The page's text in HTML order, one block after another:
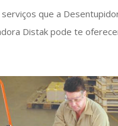
serviços que a
Distak pode te